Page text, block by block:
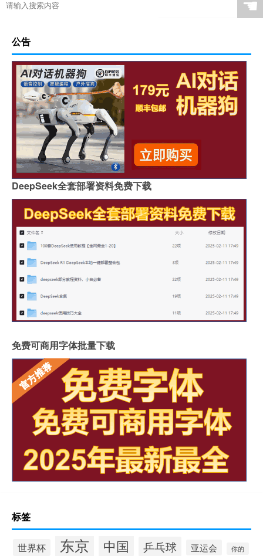
☚
公告
DeepSeek全套部署资料免费下载
免费可商用字体批量下载
标签
世界杯 东京 中国 乒乓球 亚运会 你的